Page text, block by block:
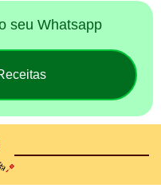
seu Whatsapp